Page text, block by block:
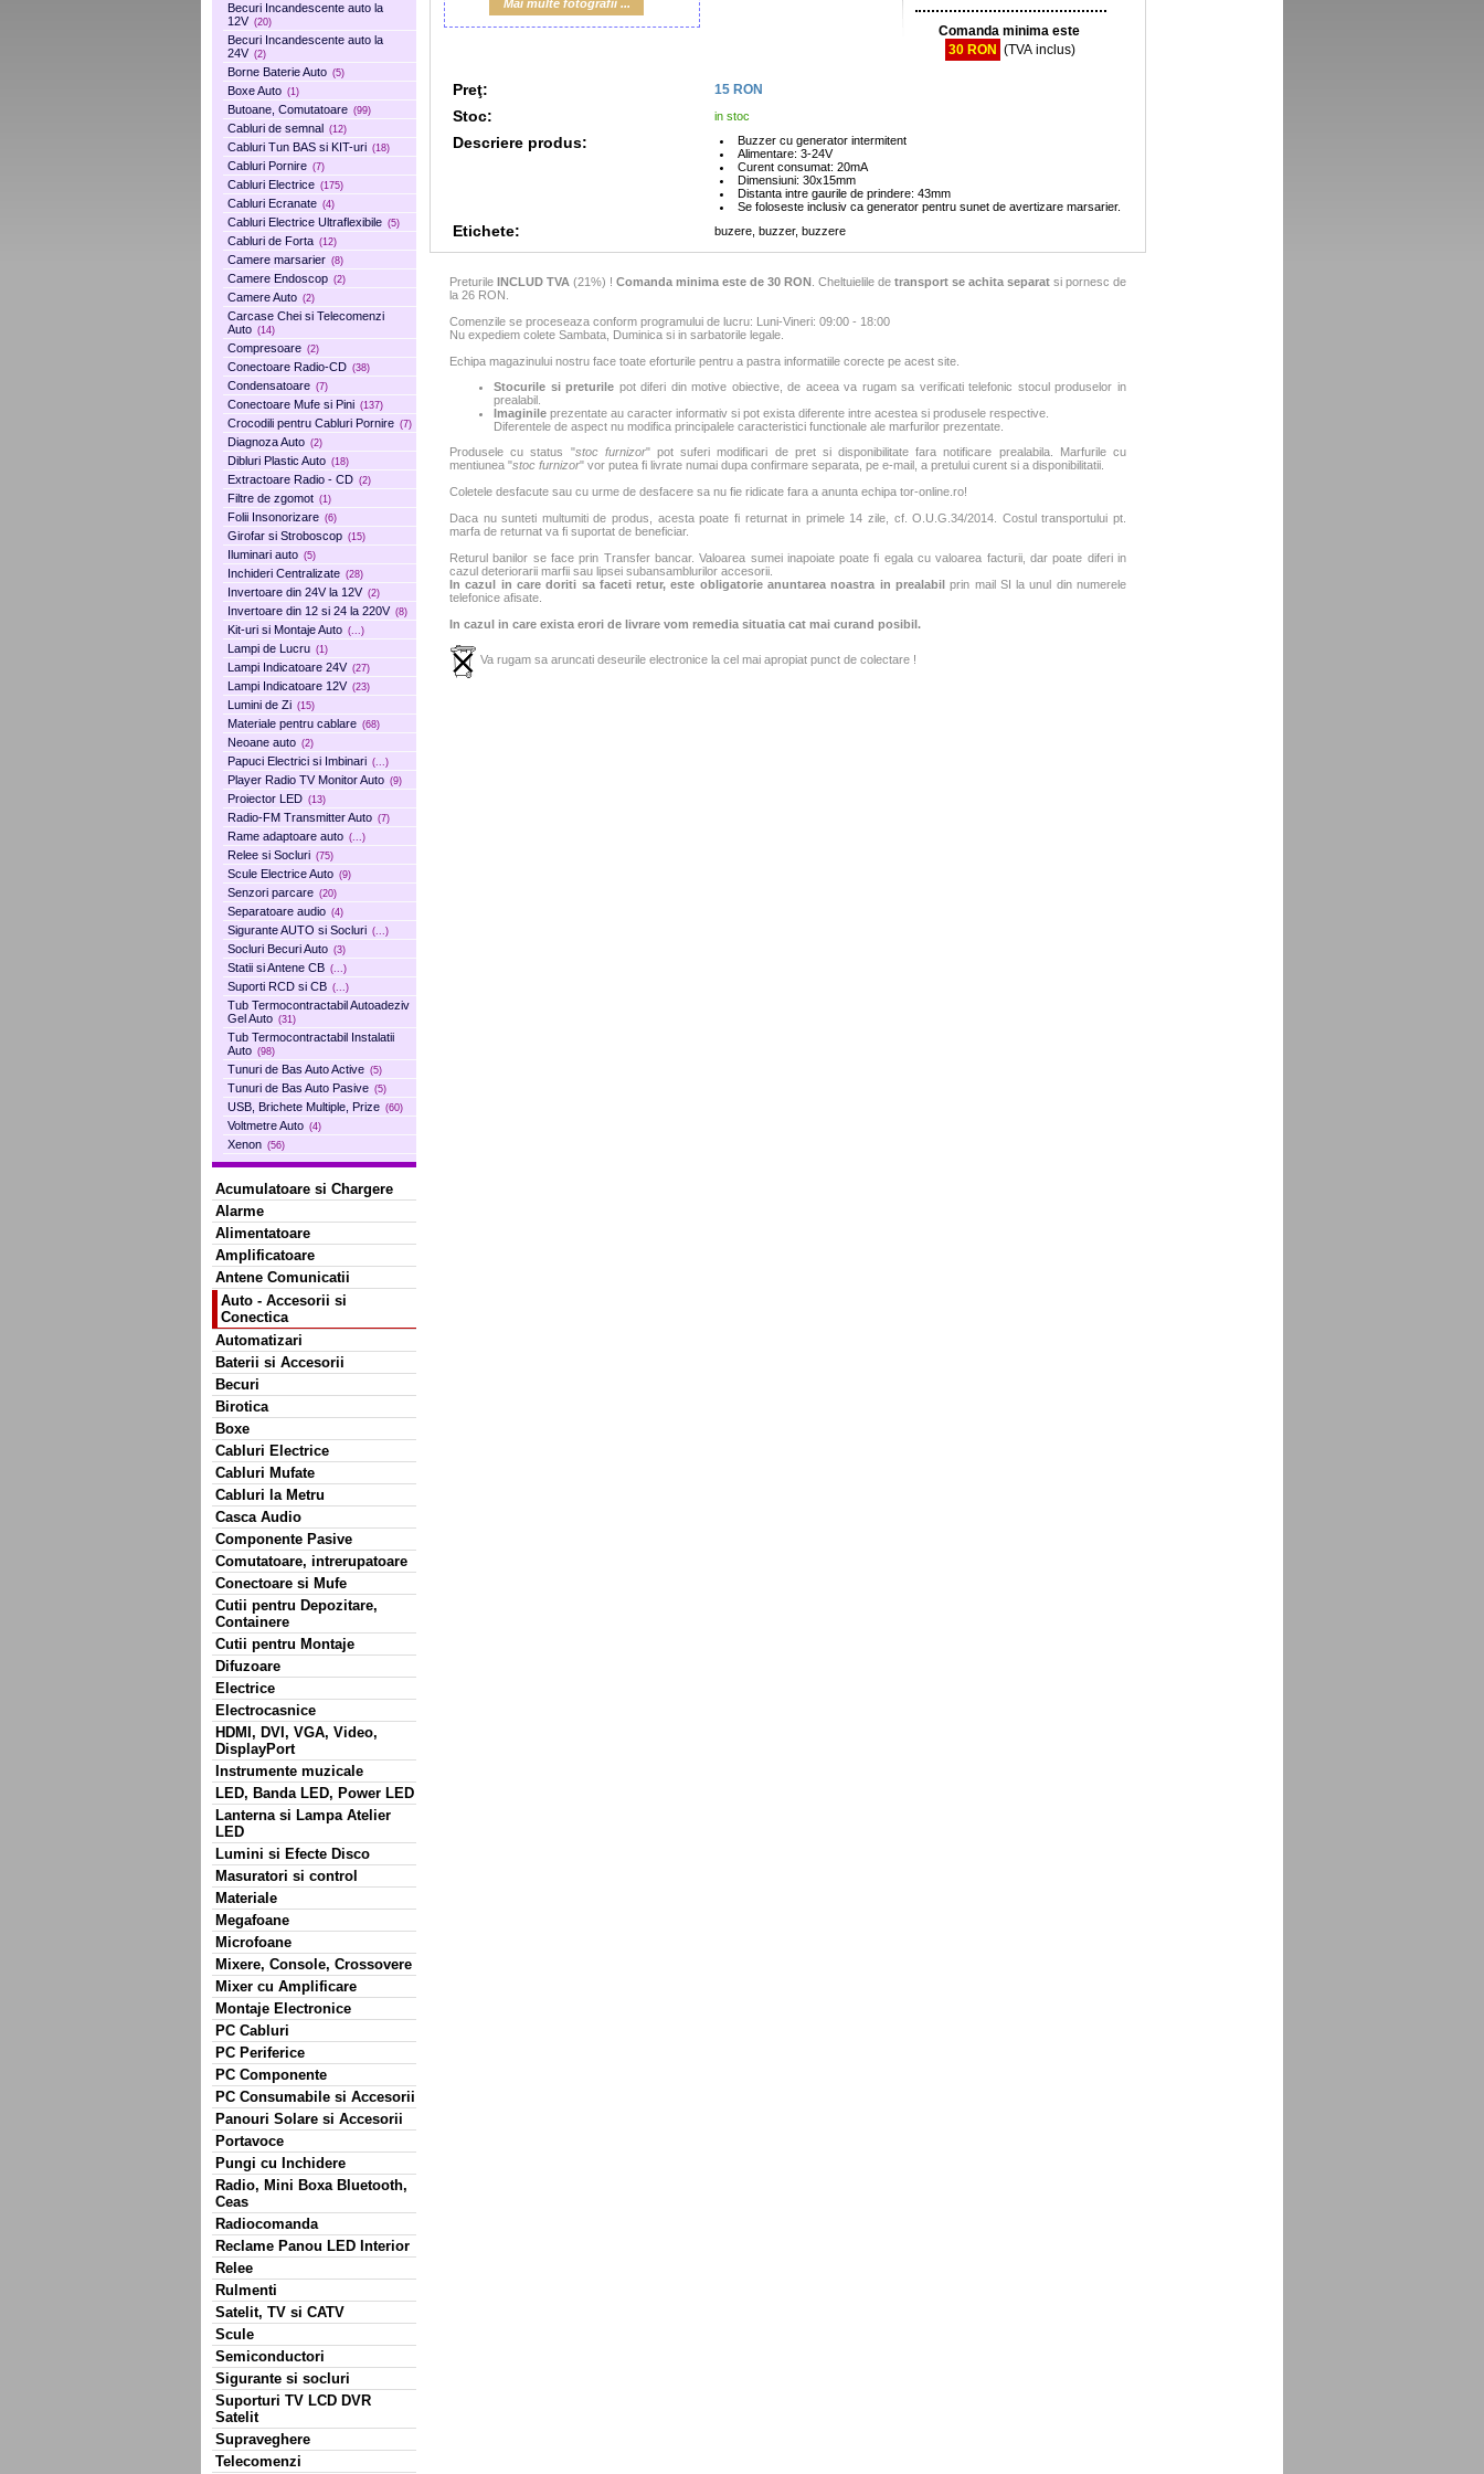
Becuri Incandescente auto la
12V (20)
Becuri Incandescente auto la
24V (2)
Borne Baterie Auto (5)
Boxe Auto (1)
Butoane, Comutatoare (99)
Cabluri de semnal (12)
Cabluri Tun BAS si KIT-uri (18)
Cabluri Pornire (7)
Cabluri Electrice (175)
Cabluri Ecranate (4)
Cabluri Electrice Ultraflexibile (5)
Cabluri de Forta (12)
Camere marsarier (8)
Camere Endoscop (2)
Camere Auto (2)
Carcase Chei si Telecomenzi
Auto (14)
Compresoare (2)
Conectoare Radio-CD (38)
Condensatoare (7)
Conectoare Mufe si Pini (137)
Crocodili pentru Cabluri Pornire (7)
Diagnoza Auto (2)
Dibluri Plastic Auto (18)
Extractoare Radio - CD (2)
Filtre de zgomot (1)
Folii Insonorizare (6)
Girofar si Stroboscop (15)
Iluminari auto (5)
Inchideri Centralizate (28)
Invertoare din 24V la 12V (2)
Invertoare din 12 si 24 la 220V (8)
Kit-uri si Montaje Auto (...)
Lampi de Lucru (1)
Lampi Indicatoare 24V (27)
Lampi Indicatoare 12V (23)
Lumini de Zi (15)
Materiale pentru cablare (68)
Neoane auto (2)
Papuci Electrici si Imbinari (...)
Player Radio TV Monitor Auto (9)
Proiector LED (13)
Radio-FM Transmitter Auto (7)
Rame adaptoare auto (...)
Relee si Socluri (75)
Scule Electrice Auto (9)
Senzori parcare (20)
Separatoare audio (4)
Sigurante AUTO si Socluri (...)
Socluri Becuri Auto (3)
Statii si Antene CB (...)
Suporti RCD si CB (...)
Tub Termocontractabil Autoadeziv
Gel Auto (31)
Tub Termocontractabil Instalatii
Auto (98)
Tunuri de Bas Auto Active (5)
Tunuri de Bas Auto Pasive (5)
USB, Brichete Multiple, Prize (60)
Voltmetre Auto (4)
Xenon (56)
Acumulatoare si Chargere
Alarme
Alimentatoare
Amplificatoare
Antene Comunicatii
Auto - Accesorii si
Conectica
Automatizari
Baterii si Accesorii
Becuri
Birotica
Boxe
Cabluri Electrice
Cabluri Mufate
Cabluri la Metru
Casca Audio
Componente Pasive
Comutatoare, intrerupatoare
Conectoare si Mufe
Cutii pentru Depozitare,
Containere
Cutii pentru Montaje
Difuzoare
Electrice
Electrocasnice
HDMI, DVI, VGA, Video,
DisplayPort
Instrumente muzicale
LED, Banda LED, Power LED
Lanterna si Lampa Atelier
LED
Lumini si Efecte Disco
Masuratori si control
Materiale
Megafoane
Microfoane
Mixere, Console, Crossovere
Mixer cu Amplificare
Montaje Electronice
PC Cabluri
PC Periferice
PC Componente
PC Consumabile si Accesorii
Panouri Solare si Accesorii
Portavoce
Pungi cu Inchidere
Radio, Mini Boxa Bluetooth,
Ceas
Radiocomanda
Reclame Panou LED Interior
Relee
Rulmenti
Satelit, TV si CATV
Scule
Semiconductori
Sigurante si socluri
Suporturi TV LCD DVR
Satelit
Supraveghere
Telecomenzi
Mai multe fotografii ...
Comanda minima este
30 RON (TVA inclus)
Preţ: 15 RON
Stoc: in stoc
Descriere produs:
Buzzer cu generator intermitent
Alimentare: 3-24V
Curent consumat: 20mA
Dimensiuni: 30x15mm
Distanta intre gaurile de prindere: 43mm
Se foloseste inclusiv ca generator pentru sunet de avertizare marsarier.
Etichete: buzere, buzzer, buzzere
Preturile INCLUD TVA (21%) ! Comanda minima este de 30 RON . Cheltuielile de transport se achita separat si pornesc de
la 26 RON.
Comenzile se proceseaza conform programului de lucru: Luni-Vineri: 09:00 - 18:00
Nu expediem colete Sambata, Duminica si in sarbatorile legale.
Echipa magazinului nostru face toate eforturile pentru a pastra informatiile corecte pe acest site.
Stocurile si preturile pot diferi din motive obiective, de aceea va rugam sa verificati telefonic stocul produselor in
prealabil.
Imaginile prezentate au caracter informativ si pot exista diferente intre acestea si produsele respective.
Diferentele de aspect nu modifica principalele caracteristici functionale ale marfurilor prezentate.
Produsele cu status "stoc furnizor" pot suferi modificari de pret si disponibilitate fara notificare prealabila. Marfurile cu
mentiunea "stoc furnizor" vor putea fi livrate numai dupa confirmare separata, pe e-mail, a pretului curent si a disponibilitatii.
Coletele desfacute sau cu urme de desfacere sa nu fie ridicate fara a anunta echipa tor-online.ro!
Daca nu sunteti multumiti de produs, acesta poate fi returnat in primele 14 zile, cf. O.U.G.34/2014. Costul transportului pt.
marfa de returnat va fi suportat de beneficiar.
Returul banilor se face prin Transfer bancar. Valoarea sumei inapoiate poate fi egala cu valoarea facturii, dar poate diferi in
cazul deteriorarii marfii sau lipsei subansamblurilor accesorii.
In cazul in care doriti sa faceti retur, este obligatorie anuntarea noastra in prealabil prin mail SI la unul din numerele
telefonice afisate.
In cazul in care exista erori de livrare vom remedia situatia cat mai curand posibil.
Va rugam sa aruncati deseurile electronice la cel mai apropiat punct de colectare !